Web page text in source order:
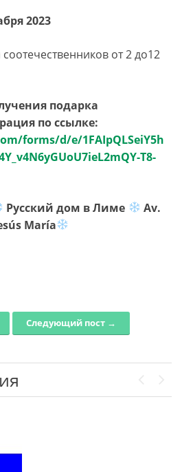
2023
соотечественников от 2 до12
подарка
по ссылке:
forms/d/e/1FAIpQLSeiY5h
T8-
Русский дом в Лиме
Av.
María
Следующий пост →